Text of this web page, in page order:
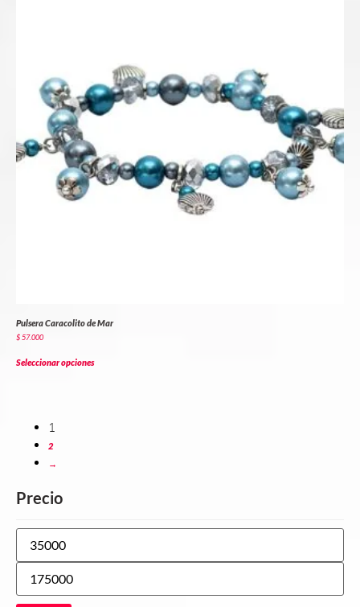
Precio
Pulsera Caracolito de Mar
$57.000
Seleccionar opciones
1
2
→